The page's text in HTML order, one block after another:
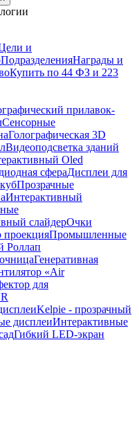
и
ПодразделенияНаграды и
Купить по 44 ФЗ и 223
прилавок-
Сенсорные
Голографическая 3D
Видеоподсветка зданий
Oled
сфераДисплеи для
Прозрачные
Интерактивный
слайдерОчки
проекцияПромышленные
Роллап
Генеративная
«Air
для
Kelpie - прозрачный
дисплеиИнтерактивные
Гибкий LED-экран